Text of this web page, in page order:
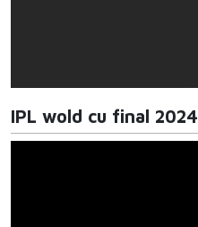
IPL wold cu final 2024